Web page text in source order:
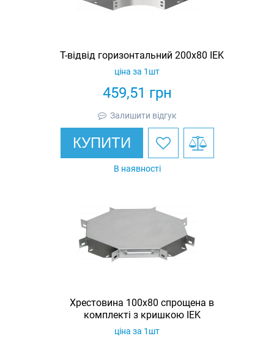
Т-відвід горизонтальний 200х80 IEK
459,51 грн
ціна за 1шт
Залишити відгук
КУПИТИ
В наявності
Хрестовина 100х80 спрощена в
комплекті з кришкою IEK
ціна за 1шт